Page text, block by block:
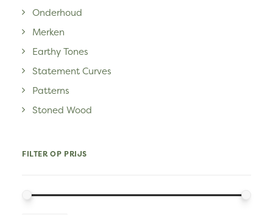
Onderhoud
Merken
Earthy Tones
Statement Curves
Patterns
Stoned Wood
FILTER OP PRIJS